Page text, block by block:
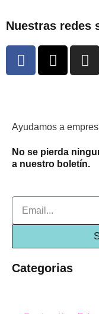
Nuestras redes
F
a
o
k
-
X
-
t
e
r
I
n
g
a
m
Ayudamos a
No se pierda
a nuestro boletín.
Categorias